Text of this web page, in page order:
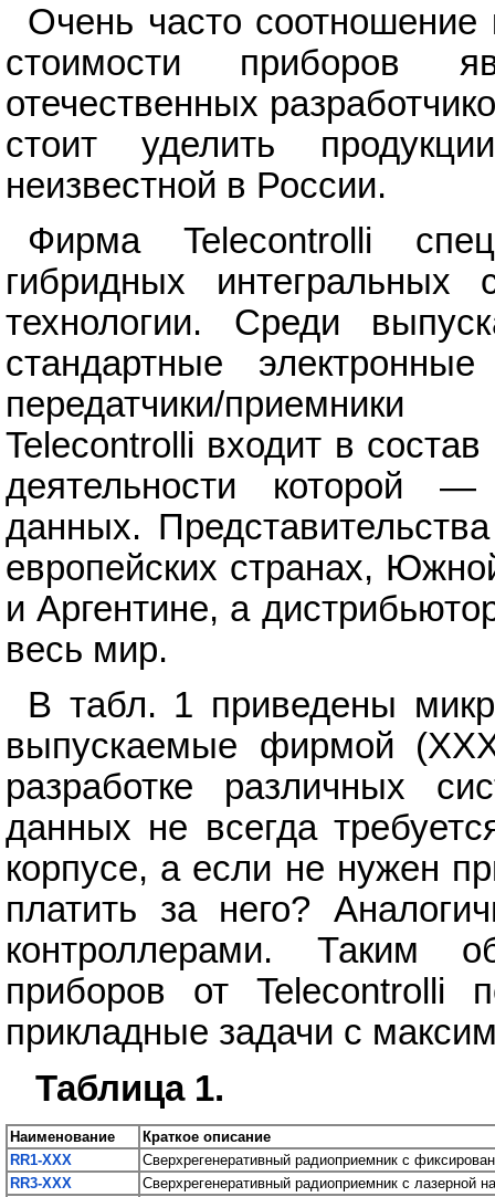
Очень часто соотношение
стоимости приборов
отечественных
стоит уделить
неизвестной в России.
Фирма Telecontrolli
гибридных
технологии. Среди
стандартные
передатчики/
Telecontrolli входит в
деятельности которой
данных.
европейских странах,
и Аргентине, а
весь мир.
В табл. 1 приведены
выпускаемые фирмой
разработке различных
данных не всегда
корпусе, а если не нужен
платить за него?
контроллерами. Таким
приборов от Telecontrolli
прикладные задачи с
Таблица 1.
Наименование
Краткое описание
RR1-XXX
Cверхрегенеративный радиоприемник с
RR3-XXX
Cверхрегенеративный радиоприемник с лазерной